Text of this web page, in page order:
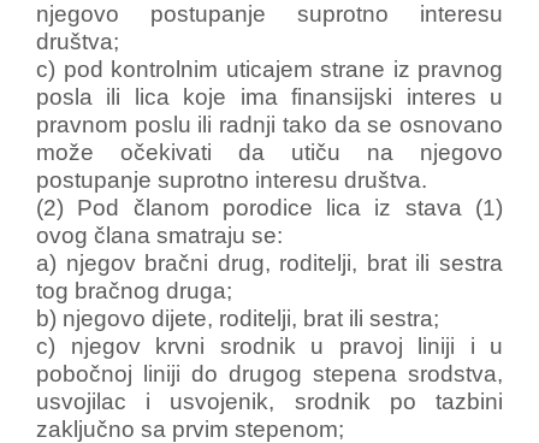
njegovo postupanje suprotno interesu
društva;
c) pod kontrolnim uticajem strane iz pravnog
posla ili lica koje ima finansijski interes u
pravnom poslu ili radnji tako da se osnovano
može očekivati da utiču na njegovo
postupanje suprotno interesu društva.
(2) Pod članom porodice lica iz stava (1)
ovog člana smatraju se:
a) njegov bračni drug, roditelji, brat ili sestra
tog bračnog druga;
b) njegovo dijete, roditelji, brat ili sestra;
c) njegov krvni srodnik u pravoj liniji i u
pobočnoj liniji do drugog stepena srodstva,
usvojilac i usvojenik, srodnik po tazbini
zaključno sa prvim stepenom;